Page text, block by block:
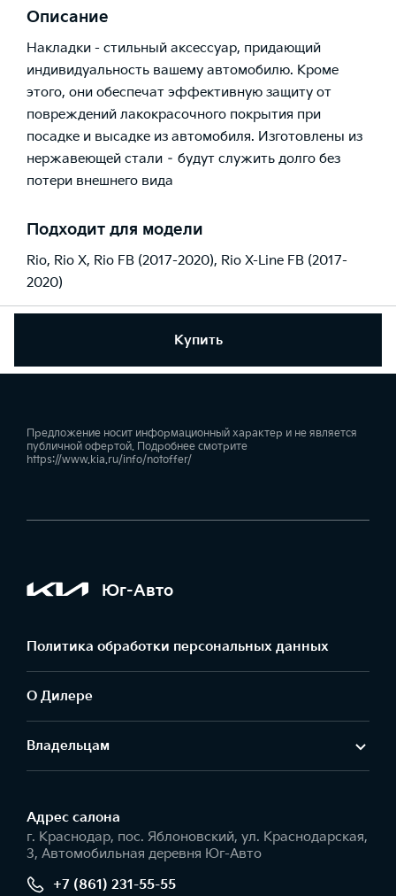
Купить
Описание
Накладки - стильный аксессуар, придающий
индивидуальность вашему автомобилю. Кроме
этого, они обеспечат эффективную защиту от
повреждений лакокрасочного покрытия при
посадке и высадке из автомобиля. Изготовлены из
нержавеющей стали – будут служить долго без
потери внешнего вида
Подходит для модели
Rio, Rio X, Rio FB (2017-2020), Rio X-Line FB (2017-
2020)
Предложение носит информационный характер и не является
публичной офертой. Подробнее смотрите
https://www.kia.ru/info/notoffer/
Юг-Авто
Политика обработки персональных данных
О Дилере
Владельцам
Адрес салонa
г. Краснодар, пос. Яблоновский, ул. Краснодарская,
3, Автомобильная деревня Юг-Авто
+7 (861) 231-55-55